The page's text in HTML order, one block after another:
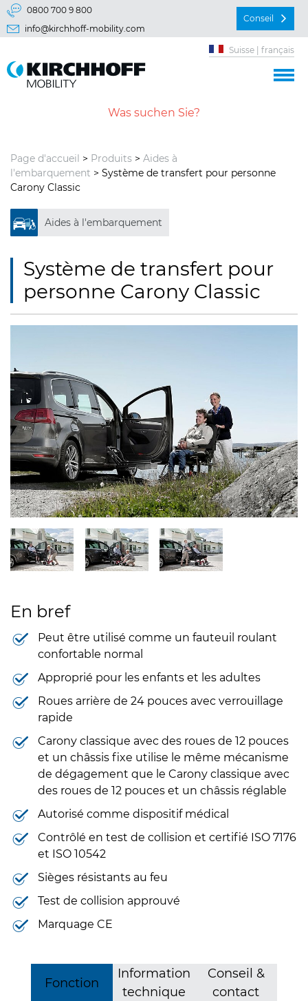
Aller directement à:
Menu principal
0800 700 9 800
info@kirchhoff-mobility.com
Conseil
Suisse | français
Page d'accueil > Produits > Aides à
l'embarquement > Système de transfert pour personne
Carony Classic
Aides à l'embarquement
Système de transfert pour
personne Carony Classic
En bref
Peut être utilisé comme un fauteuil roulant
confortable normal
Approprié pour les enfants et les adultes
Roues arrière de 24 pouces avec verrouillage
rapide
Carony classique avec des roues de 12 pouces
et un châssis fixe utilise le même mécanisme
de dégagement que le Carony classique avec
des roues de 12 pouces et un châssis réglable
Autorisé comme dispositif médical
Contrôlé en test de collision et certifié ISO 7176
et ISO 10542
Sièges résistants au feu
Test de collision approuvé
Marquage CE
Fonction
Information
technique
Conseil &
contact